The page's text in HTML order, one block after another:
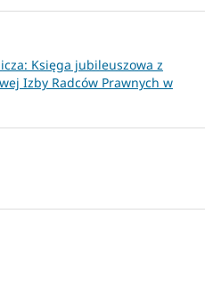
Księga jubileuszowa z
Izby Radców Prawnych w